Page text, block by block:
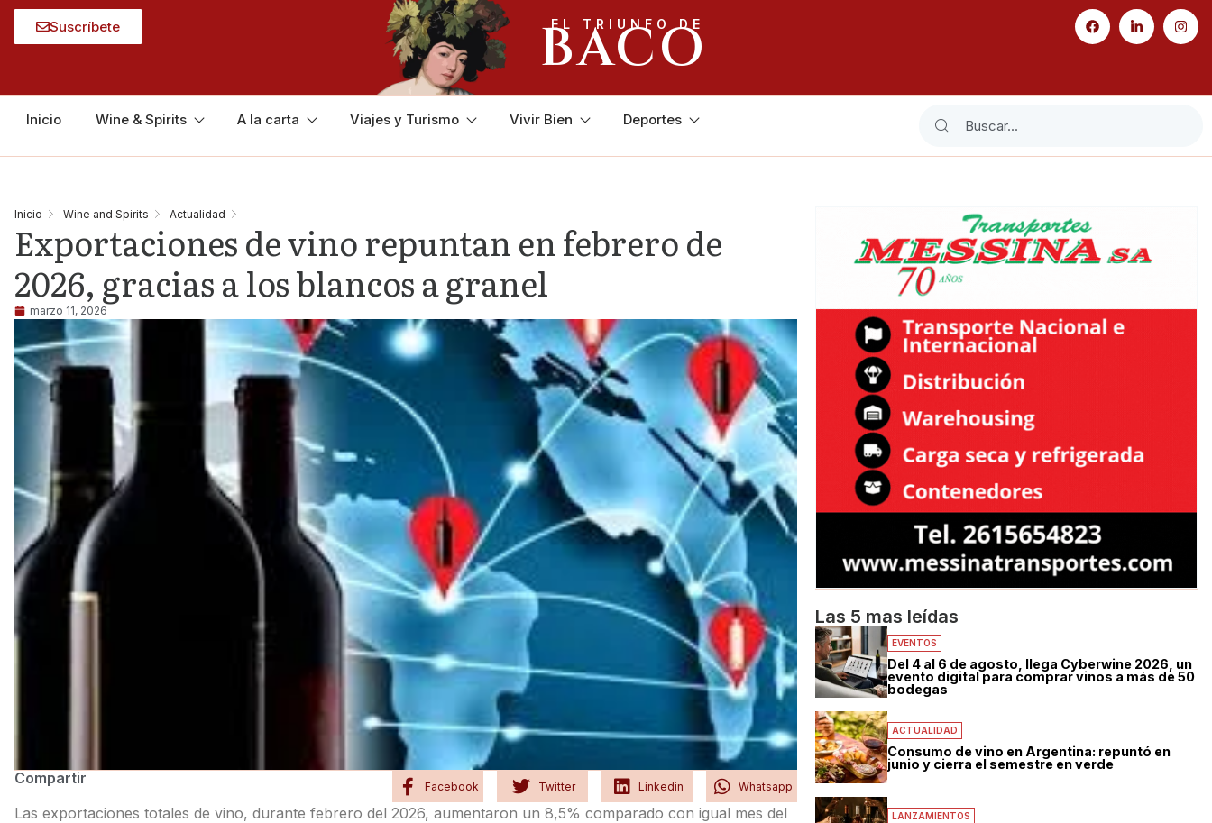
Suscríbete EL TRIUNFO DE
BACO
Inicio Wine & Spirits A la carta Viajes y Turismo Vivir Bien Deportes
Inicio Wine and Spirits Actualidad
Exportaciones de vino repuntan en febrero de
2026, gracias a los blancos a granel
marzo 11, 2026
Compartir Facebook Twitter Linkedin Whatsapp
Las exportaciones totales de vino, durante febrero del 2026, aumentaron un 8,5% comparado con igual mes del
Las 5 mas leídas
EVENTOS
Del 4 al 6 de agosto, llega Cyberwine 2026, un
evento digital para comprar vinos a más de 50
bodegas
ACTUALIDAD
Consumo de vino en Argentina: repuntó en
junio y cierra el semestre en verde
LANZAMIENTOS